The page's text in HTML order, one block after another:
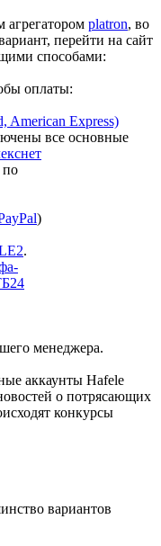
platron, во
перейти на сайт
способами:
оплаты:
American Express)
все основные
по
)
.
менеджера.
аккаунты Hafele
о потрясающих
конкурсы
вариантов